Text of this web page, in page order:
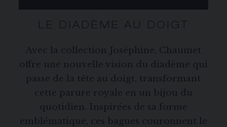
LE DIADÈME AU DOIGT
Avec la collection Joséphine, Chaumet
offre une nouvelle vision du diadème qui
passe de la tête au doigt, transformant
cette parure royale en un bijou du
quotidien. Inspirées de sa forme
emblématique, ces bagues couronnent le